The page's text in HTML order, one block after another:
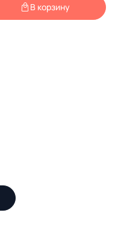
В корзину